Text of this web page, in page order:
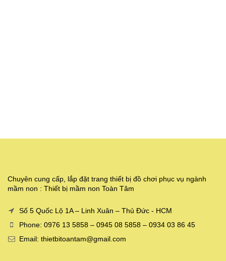
Chuyên cung cấp, lắp đặt trang thiết bị đồ chơi phục vụ ngành
mầm non : Thiết bị mầm non Toàn Tâm
Số 5 Quốc Lộ 1A – Linh Xuân – Thủ Đức - HCM
Phone: 0976 13 5858 – 0945 08 5858 – 0934 03 86 45
Email: thietbitoantam@gmail.com